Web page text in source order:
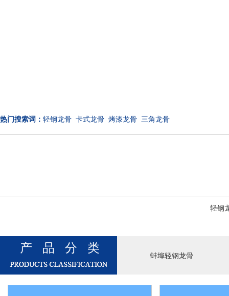
热门搜索词： 轻钢龙骨 卡式龙骨 烤漆龙骨 三角龙骨
轻钢
产品分类
蚌埠轻钢龙骨